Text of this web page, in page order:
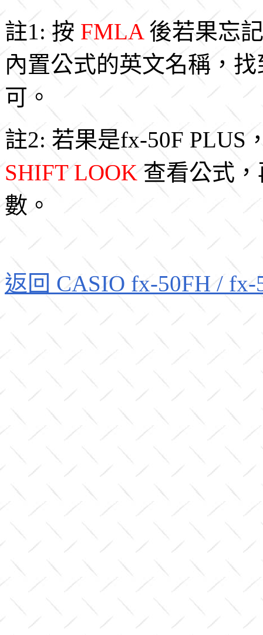
註1: 按 FMLA後若果忘
內置公式的英文名稱，
可。
註2: 若果是fx-50F PLUS
SHIFT LOOK查看公式
數。
返回 CASIO fx-50FH / fx-